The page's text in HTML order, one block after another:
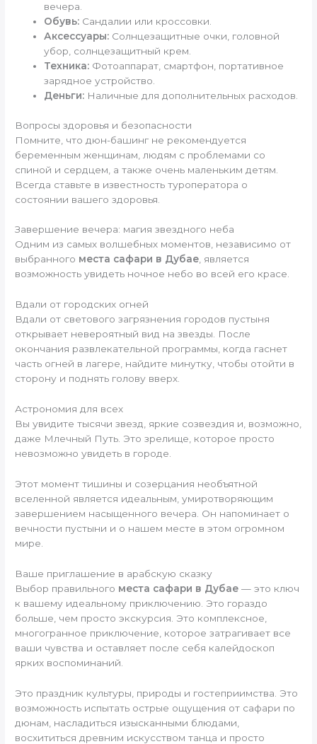
вечера.
Обувь: Сандалии или кроссовки.
Аксессуары: Солнцезащитные очки, головной
убор, солнцезащитный крем.
Техника: Фотоаппарат, смартфон, портативное
зарядное устройство.
Деньги: Наличные для дополнительных расходов.
Вопросы здоровья и безопасности
Помните, что дюн-башинг не рекомендуется
беременным женщинам, людям с проблемами со
спиной и сердцем, а также очень маленьким детям.
Всегда ставьте в известность туроператора о
состоянии вашего здоровья.
Завершение вечера: магия звездного неба
Одним из самых волшебных моментов, независимо от
выбранного места сафари в Дубае, является
возможность увидеть ночное небо во всей его красе.
Вдали от городских огней
Вдали от светового загрязнения городов пустыня
открывает невероятный вид на звезды. После
окончания развлекательной программы, когда гаснет
часть огней в лагере, найдите минутку, чтобы отойти в
сторону и поднять голову вверх.
Астрономия для всех
Вы увидите тысячи звезд, яркие созвездия и, возможно,
даже Млечный Путь. Это зрелище, которое просто
невозможно увидеть в городе.
Этот момент тишины и созерцания необъятной
вселенной является идеальным, умиротворяющим
завершением насыщенного вечера. Он напоминает о
вечности пустыни и о нашем месте в этом огромном
мире.
Ваше приглашение в арабскую сказку
Выбор правильного места сафари в Дубае — это ключ
к вашему идеальному приключению. Это гораздо
больше, чем просто экскурсия. Это комплексное,
многогранное приключение, которое затрагивает все
ваши чувства и оставляет после себя калейдоскоп
ярких воспоминаний.
Это праздник культуры, природы и гостеприимства. Это
возможность испытать острые ощущения от сафари по
дюнам, насладиться изысканными блюдами,
восхититься древним искусством танца и просто